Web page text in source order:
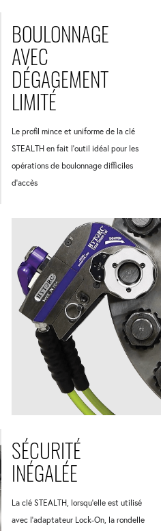
BOULONNAGE
AVEC
DÉGAGEMENT
LIMITÉ
Le profil mince et uniforme de la clé
STEALTH en fait l'outil idéal pour les
opérations de boulonnage difficiles
d’accès
SÉCURITÉ
INÉGALÉE
La clé STEALTH, lorsqu'elle est utilisé
avec l'adaptateur Lock-On, la rondelle